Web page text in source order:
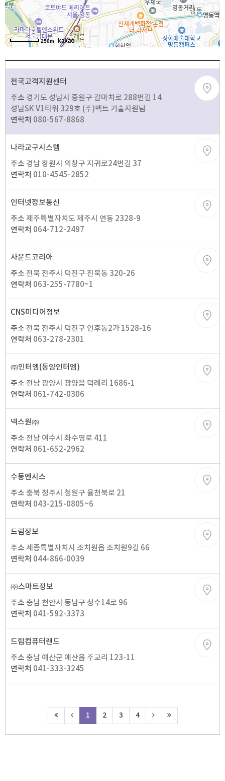
250m
전국고객지원센터
주소 경기도 성남시 중원구 갈마치로 288번길 14
성남SK V1타워 329호 (주)벡트 기술지원팀
연락처 080-567-8868
나라교구시스템
주소 경남 창원시 의창구 지귀로24번길 37
연락처 010-4545-2852
인터넷정보통신
주소 제주특별자치도 제주시 연동 2328-9
연락처 064-712-2497
사운드코리아
주소 전북 전주시 덕진구 진북동 320-26
연락처 063-255-7780~1
CNS미디어정보
주소 전북 전주시 덕진구 인후동2가 1528-16
연락처 063-278-2301
㈜인터엠(동양인터엠)
주소 전남 광양시 광양읍 덕례리 1686-1
연락처 061-742-0306
넥스원㈜
주소 전남 여수시 좌수영로 411
연락처 061-652-2962
수동엔시스
주소 충북 청주시 청원구 율천북로 21
연락처 043-215-0805~6
드림정보
주소 세종특별자치시 조치원읍 조치원9길 66
연락처 044-866-0039
㈜스마트정보
주소 충남 천안시 동남구 청수14로 96
연락처 041-592-3373
드림컴퓨터랜드
주소 충남 예산군 예산읍 주교리 123-11
연락처 041-333-3245
1 2 3 4